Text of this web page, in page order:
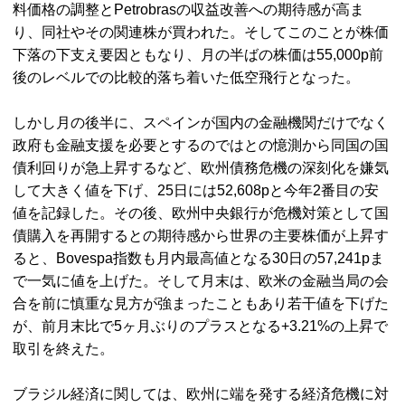
料価格の調整とPetrobrasの収益改善への期待感が高ま
り、同社やその関連株が買われた。そしてこのことが株価
下落の下支え要因ともなり、月の半ばの株価は55,000p前
後のレベルでの比較的落ち着いた低空飛行となった。
しかし月の後半に、スペインが国内の金融機関だけでなく
政府も金融支援を必要とするのではとの憶測から同国の国
債利回りが急上昇するなど、欧州債務危機の深刻化を嫌気
して大きく値を下げ、25日には52,608pと今年2番目の安
値を記録した。その後、欧州中央銀行が危機対策として国
債購入を再開するとの期待感から世界の主要株価が上昇す
ると、Bovespa指数も月内最高値となる30日の57,241pま
で一気に値を上げた。そして月末は、欧米の金融当局の会
合を前に慎重な見方が強まったこともあり若干値を下げた
が、前月末比で5ヶ月ぶりのプラスとなる+3.21%の上昇で
取引を終えた。
ブラジル経済に関しては、欧州に端を発する経済危機に対